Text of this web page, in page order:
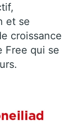
et se
croissance
Free qui se